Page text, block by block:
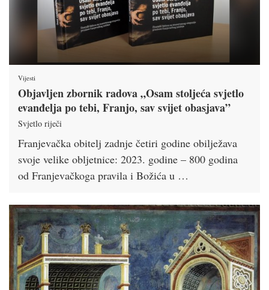
Vijesti
Objavljen zbornik radova „Osam stoljeća svjetlo
evanđelja po tebi, Franjo, sav svijet obasjava”
Svjetlo riječi
Franjevačka obitelj zadnje četiri go­dine obilježava
svoje velike obljetnice: 2023. godine – 800 godina
od Franjevačko­ga pravila i Božića u …